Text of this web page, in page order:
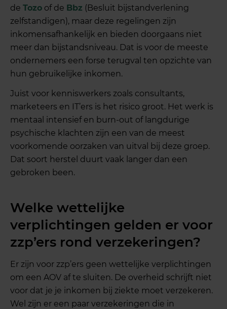
deTozo of de Bbz (Besluit bijstandverlening
zelfstandigen), maar deze regelingen zijn
inkomensafhankelijk en bieden doorgaans niet
meer dan bijstandsniveau. Dat is voor de meeste
ondernemers een forse terugval ten opzichte van
hun gebruikelijke inkomen.
Juist voor kenniswerkers zoals consultants,
marketeers en IT’ers is het risico groot. Het werk is
mentaal intensief en burn-out of langdurige
psychische klachten zijn een van de meest
voorkomende oorzaken van uitval bij deze groep.
Dat soort herstel duurt vaak langer dan een
gebroken been.
Welke wettelijke
verplichtingen gelden er voor
zzp’ers rond verzekeringen?
Er zijn voor zzp’ers geen wettelijke verplichtingen
om een AOV af te sluiten. De overheid schrijft niet
voor dat je je inkomen bij ziekte moet verzekeren.
Wel zijn er een paar verzekeringen die in